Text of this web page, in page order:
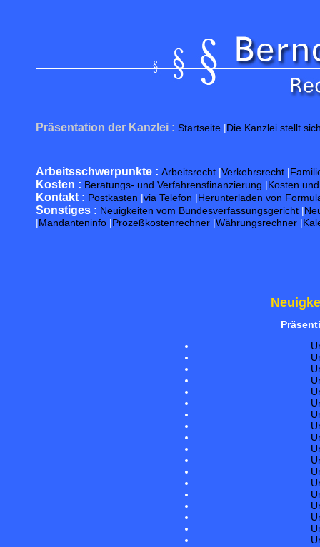
Präsentation der Kanzlei : Startseite |Die Kanzlei stellt
Arbeitsschwerpunkte : Arbeitsrecht |Verkehrsrecht |
Kosten : Beratungs- und Verfahrensfinanzierung |Kosten
Kontakt : Postkasten |via Telefon |Herunterladen von
Sonstiges : Neuigkeiten vom Bundesverfassungsgericht |
|Mandanteninfo |Prozeßkostenrechner |Währungsrechner |